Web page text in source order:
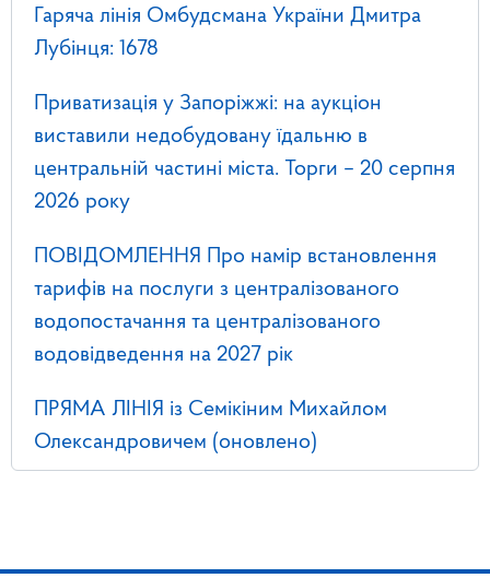
Гаряча лінія Омбудсмана України Дмитра
Лубінця: 1678
Приватизація у Запоріжжі: на аукціон
виставили недобудовану їдальню в
центральній частині міста. Торги – 20 серпня
2026 року
ПОВІДОМЛЕННЯ Про намір встановлення
тарифів на послуги з централізованого
водопостачання та централізованого
водовідведення на 2027 рік
ПРЯМА ЛІНІЯ із Семікіним Михайлом
Олександровичем (оновлено)